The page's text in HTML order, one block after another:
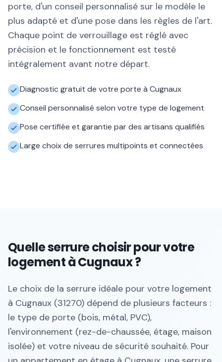
porte, d'un conseil personnalisé sur le modèle le
plus adapté et d'une pose dans les règles de l'art.
Chaque point de verrouillage est réglé avec
précision et le fonctionnement est testé
intégralement avant notre départ.
Diagnostic gratuit de votre porte à Cugnaux
Conseil personnalisé selon votre type de logement
Pose certifiée et garantie par des artisans qualifiés
Large choix de serrures multipoints et connectées
Quelle serrure choisir pour votre
logement à Cugnaux ?
Le choix de la serrure idéale pour votre logement
à Cugnaux (31270) dépend de plusieurs facteurs :
le type de porte (bois, métal, PVC),
l'environnement (rez-de-chaussée, étage, maison
isolée) et votre niveau de sécurité souhaité. Pour